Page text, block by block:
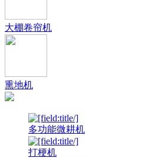
大棚卷帘机
熏地机
多功能微耕机
打梗机